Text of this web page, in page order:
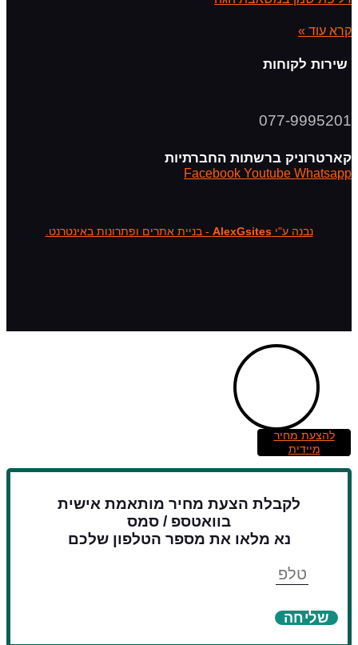
קרא עוד »
שירות לקוחות
077-9995201
קארטרוניק ברשתות החברתיות
Facebook Youtube Whatsapp
נבנה ע"יAlexGsites - בניית אתרים ופתרונות באינטרנט.
להצעת מחיר
מיידית
לקבלת הצעת מחיר מותאמת אישית
בוואטספ / סמס
נא מלאו את מספר הטלפון שלכם
שליחה